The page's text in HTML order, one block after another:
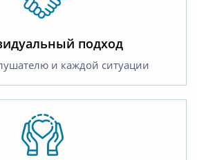
подход
и каждой ситуации